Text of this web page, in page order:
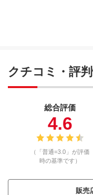
クチコミ・評
総合評価
4.6
（「普通=3.0」が評価
時の基準です）
販売